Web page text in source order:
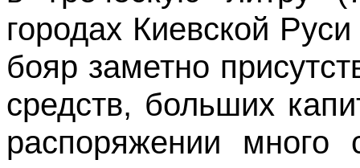
городах Киевской
бояр заметно
средств, больших
распоряжении много